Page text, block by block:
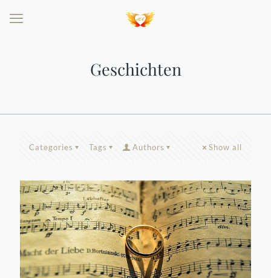
Geschichten
Categories Tags Authors Show all